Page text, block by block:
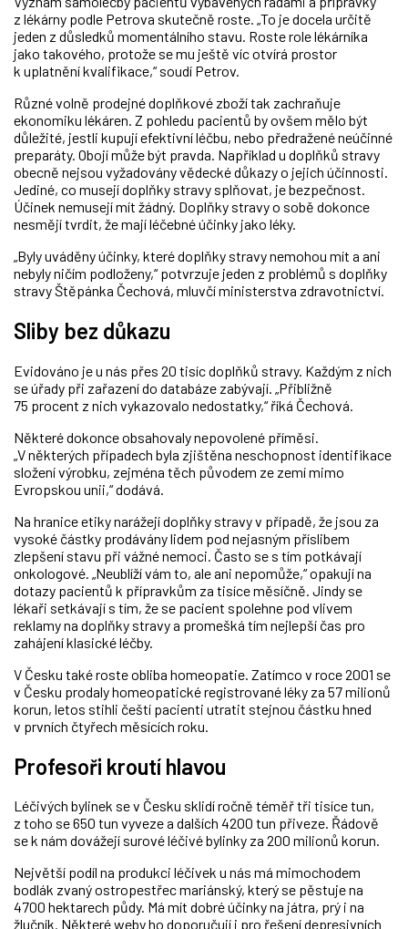
z lékárny podle Petrova skutečně roste. „To je docela určitě
jeden z důsledků momentálního stavu. Roste role lékárníka
jako takového, protože se mu ještě víc otvírá prostor
k uplatnění kvalifikace,“ soudí Petrov.
Různé volně prodejné doplňkové zboží tak zachraňuje
ekonomiku lékáren. Z pohledu pacientů by ovšem mělo být
důležité, jestli kupují efektivní léčbu, nebo předražené neúčinné
preparáty. Obojí může být pravda. Například u doplňků stravy
obecně nejsou vyžadovány vědecké důkazy o jejich účinnosti.
Jediné, co musejí doplňky stravy splňovat, je bezpečnost.
Účinek nemusejí mít žádný. Doplňky stravy o sobě dokonce
nesmějí tvrdit, že mají léčebné účinky jako léky.
„Byly uváděny účinky, které doplňky stravy nemohou mít a ani
nebyly ničím podloženy,“ potvrzuje jeden z problémů s doplňky
stravy Štěpánka Čechová, mluvčí ministerstva zdravotnictví.
Sliby bez důkazu
Evidováno je u nás přes 20 tisíc doplňků stravy. Každým z nich
se úřady při zařazení do databáze zabývají. „Přibližně
75 procent z nich vykazovalo nedostatky,“ říká Čechová.
Některé dokonce obsahovaly nepovolené příměsi.
„V některých případech byla zjištěna neschopnost identifikace
složení výrobku, zejména těch původem ze zemí mimo
Evropskou unii,“ dodává.
Na hranice etiky narážejí doplňky stravy v případě, že jsou za
vysoké částky prodávány lidem pod nejasným příslibem
zlepšení stavu při vážné nemoci. Často se s tím potkávají
onkologové. „Neublíží vám to, ale ani nepomůže,“ opakují na
dotazy pacientů k přípravkům za tisíce měsíčně. Jindy se
lékaři setkávají s tím, že se pacient spolehne pod vlivem
reklamy na doplňky stravy a promešká tím nejlepší čas pro
zahájení klasické léčby.
V Česku také roste obliba homeopatie. Zatímco v roce 2001 se
v Česku prodaly homeopatické registrované léky za 57 milionů
korun, letos stihli čeští pacienti utratit stejnou částku hned
v prvních čtyřech měsících roku.
Profesoři kroutí hlavou
Léčivých bylinek se v Česku sklidí ročně téměř tři tisíce tun,
z toho se 650 tun vyveze a dalších 4200 tun přiveze. Řádově
se k nám dovážejí surové léčivé bylinky za 200 milionů korun.
Největší podíl na produkci léčivek u nás má mimochodem
bodlák zvaný ostropestřec mariánský, který se pěstuje na
4700 hektarech půdy. Má mít dobré účinky na játra, prý i na
žlučník. Některé weby ho doporučují i pro řešení depresivních